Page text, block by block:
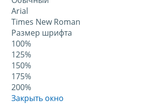
Arial
Times New Roman
Размер шрифта
100%
125%
150%
175%
200%
Закрыть окно